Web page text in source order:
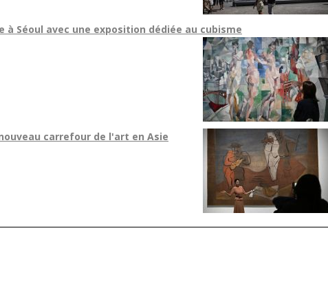
Séoul avec une exposition dédiée au cubisme
carrefour de l'art en Asie